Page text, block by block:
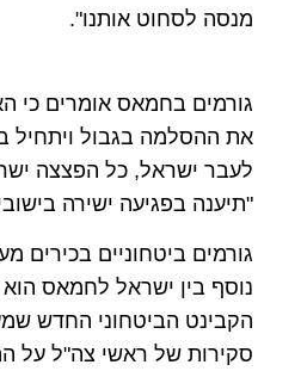
מנסה לסחוט אותנו".
גורמים בחמאס אומרים כי
את ההסלמה בגבול ויתחיל
לעבר ישראל, כל הפצצה
"תיענה בפגיעה ישירה
גורמים ביטחוניים בכירים
נוסף בין ישראל לחמאס הוא
הקבינט הביטחוני החדש
סקירות של ראשי צה"ל על